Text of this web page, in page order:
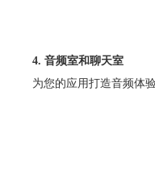
4. 音频室和聊天室
为您的应用打造音频体